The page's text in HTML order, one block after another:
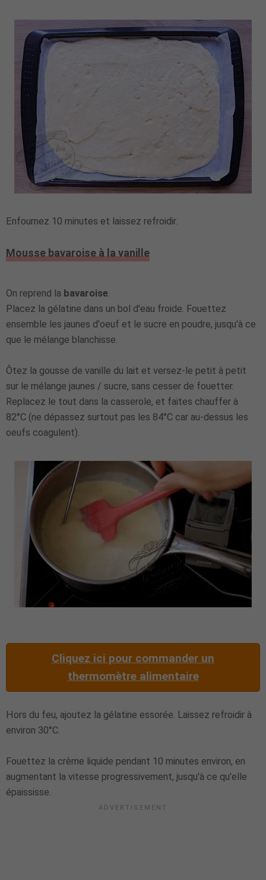
Enfournez 10 minutes et laissez refroidir.
Mousse bavaroise à la vanille
On reprend la bavaroise.
Placez la gélatine dans un bol d'eau froide. Fouettez
ensemble les jaunes d'oeuf et le sucre en poudre, jusqu'à ce
que le mélange blanchisse.
Ôtez la gousse de vanille du lait et versez-le petit à petit
sur le mélange jaunes / sucre, sans cesser de fouetter.
Replacez le tout dans la casserole, et faites chauffer à
82°C (ne dépassez surtout pas les 84°C car au-dessus les
oeufs coagulent).
Cliquez ici pour commander un
thermomètre alimentaire
Hors du feu, ajoutez la gélatine essorée. Laissez refroidir à
environ 30°C.
Fouettez la crème liquide pendant 10 minutes environ, en
augmentant la vitesse progressivement, jusqu'à ce qu'elle
épaississe.